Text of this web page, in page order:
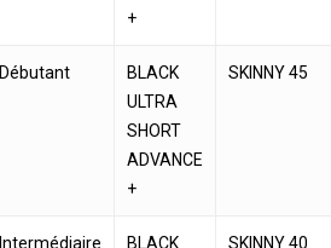
Go To Shop+
Débutant
BLACK
ULTRA
SHORT
ADVANCE
+
SKINNY 45
Intermédiaire
BLACK
SKINNY 40